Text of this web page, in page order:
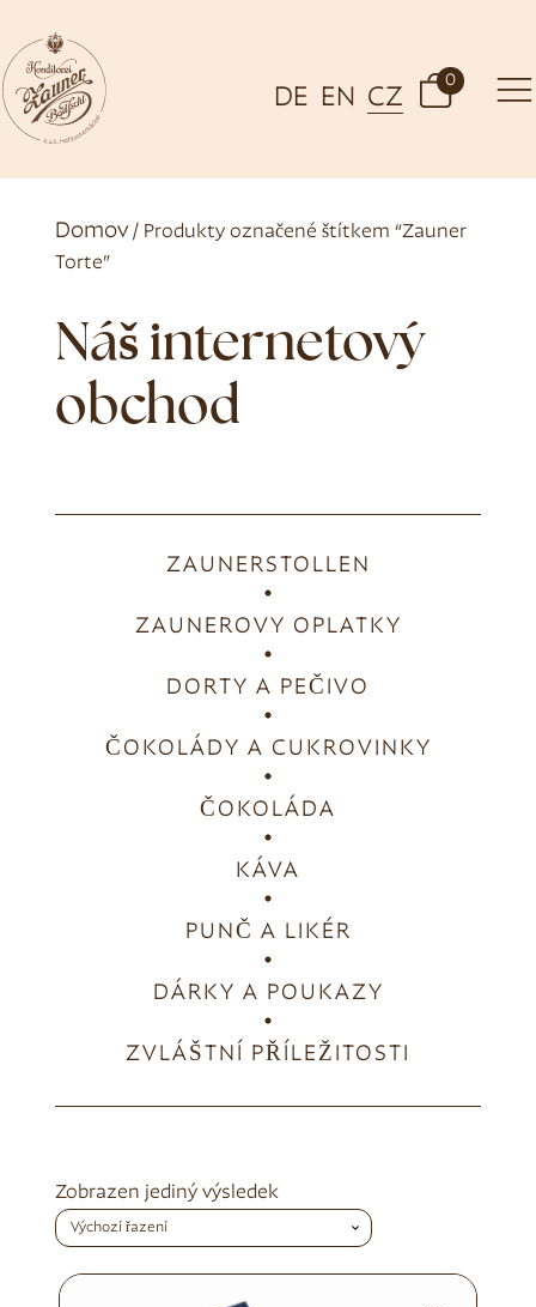
DE EN CZ
0
Domov/ Produkty označené štítkem “Zauner
Torte”
Náš internetový
obchod
ZAUNERSTOLLEN
ZAUNEROVY OPLATKY
DORTY A PEČIVO
ČOKOLÁDY A CUKROVINKY
ČOKOLÁDA
KÁVA
PUNČ A LIKÉR
DÁRKY A POUKAZY
ZVLÁŠTNÍ PŘÍLEŽITOSTI
Zobrazen jediný výsledek